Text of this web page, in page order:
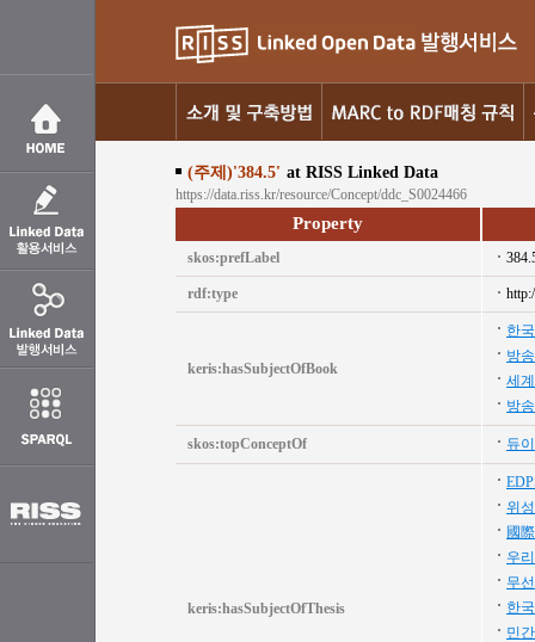
(주제)'384.5' at RISS Linked Data
https://data.riss.kr/resource/Concept/ddc_S0024466
Property
skos:prefLabel
rdf:type
keris:hasSubjectOfBook
한
방
세
방
skos:topConceptOf 듀
keris:hasSubjectOfThesis
위
國
우
무
한
민